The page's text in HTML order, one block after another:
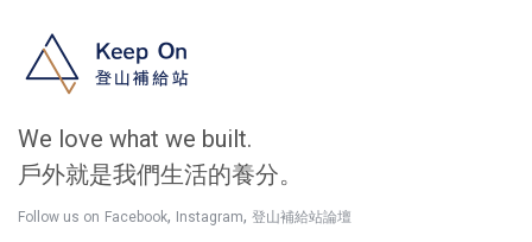
We love what we built.
戶外就是我們生活的養分。
Follow us on Facebook, Instagram, 登山補給站論壇